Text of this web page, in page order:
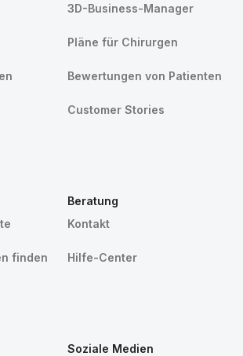
3D-Business-Manager
Pläne für Chirurgen
Bewertungen von Patienten
Customer Stories
finden
Beratung
Kontakt
Hilfe-Center
Soziale Medien